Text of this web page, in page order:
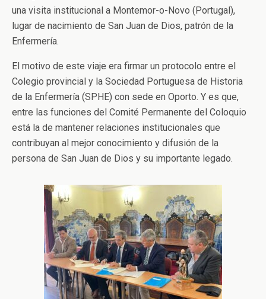
una visita institucional a Montemor-o-Novo (Portugal),
lugar de nacimiento de San Juan de Dios, patrón de la
Enfermería.
El motivo de este viaje era firmar un protocolo entre el
Colegio provincial y la Sociedad Portuguesa de Historia
de la Enfermería (SPHE) con sede en Oporto. Y es que,
entre las funciones del Comité Permanente del Coloquio
está la de mantener relaciones institucionales que
contribuyan al mejor conocimiento y difusión de la
persona de San Juan de Dios y su importante legado.